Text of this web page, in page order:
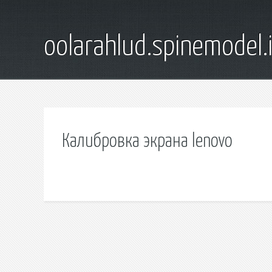
Калибровка экрана lenovo